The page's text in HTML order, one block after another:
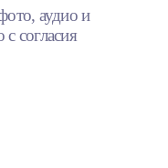
аудио и
согласия